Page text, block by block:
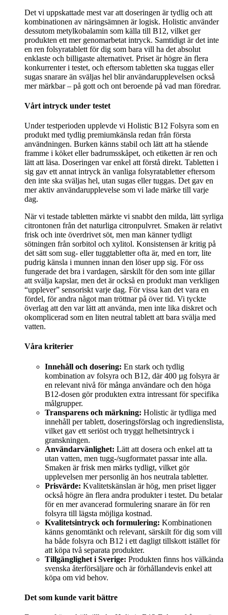
Det vi uppskattade mest var att doseringen är tydlig och att
kombinationen av näringsämnen är logisk. Holistic använder
dessutom metylkobalamin som källa till B12, vilket ger
produkten ett mer genomarbetat intryck. Samtidigt är det inte
en ren folsyratablett för dig som bara vill ha det absolut
enklaste och billigaste alternativet. Priset är högre än flera
konkurrenter i testet, och eftersom tabletten ska tuggas eller
sugas snarare än sväljas hel blir användarupplevelsen också
mer märkbar – på gott och ont beroende på vad man föredrar.
Vårt intryck under testet
Under testperioden upplevde vi Holistic B12 Folsyra som en
produkt med tydlig premiumkänsla redan från första
användningen. Burken känns stabil och lätt att ha stående
framme i köket eller badrumsskåpet, och etiketten är ren och
lätt att läsa. Doseringen var enkel att förstå direkt. Tabletten i
sig gav ett annat intryck än vanliga folsyratabletter eftersom
den inte ska sväljas hel, utan sugas eller tuggas. Det gav en
mer aktiv användarupplevelse som vi lade märke till varje
dag.
När vi testade tabletten märkte vi snabbt den milda, lätt syrliga
citrontonen från det naturliga citronpulvret. Smaken är relativt
frisk och inte överdrivet söt, men man känner tydligt
sötningen från sorbitol och xylitol. Konsistensen är kritig på
det sätt som sug- eller tuggtabletter ofta är, med en torr, lite
pudrig känsla i munnen innan den löser upp sig. För oss
fungerade det bra i vardagen, särskilt för den som inte gillar
att svälja kapslar, men det är också en produkt man verkligen
“upplever” sensoriskt varje dag. För vissa kan det vara en
fördel, för andra något man tröttnar på över tid. Vi tyckte
överlag att den var lätt att använda, men inte lika diskret och
okomplicerad som en liten neutral tablett att bara svälja med
vatten.
Våra kriterier
Innehåll och dosering: En stark och tydlig
kombination av folsyra och B12, där 400 µg folsyra är
en relevant nivå för många användare och den höga
B12-dosen gör produkten extra intressant för specifika
målgrupper.
Transparens och märkning: Holistic är tydliga med
innehåll per tablett, doseringsförslag och ingredienslista,
vilket gav ett seriöst och tryggt helhetsintryck i
granskningen.
Användarvänlighet: Lätt att dosera och enkel att ta
utan vatten, men tugg-/sugformatet passar inte alla.
Smaken är frisk men märks tydligt, vilket gör
upplevelsen mer personlig än hos neutrala tabletter.
Prisvärde: Kvalitetskänslan är hög, men priset ligger
också högre än flera andra produkter i testet. Du betalar
för en mer avancerad formulering snarare än för ren
folsyra till lägsta möjliga kostnad.
Kvalitetsintryck och formulering: Kombinationen
känns genomtänkt och relevant, särskilt för dig som vill
ha både folsyra och B12 i ett dagligt tillskott istället för
att köpa två separata produkter.
Tillgänglighet i Sverige: Produkten finns hos välkända
svenska återförsäljare och är förhållandevis enkel att
köpa om vid behov.
Det som kunde varit bättre